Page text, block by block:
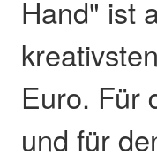
Hand" ist
Euro. Für
und für